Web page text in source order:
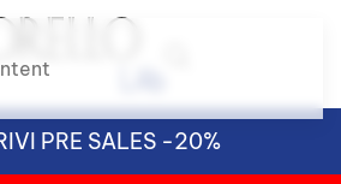
PRE SALES -20%